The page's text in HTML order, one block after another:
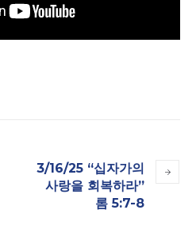
3/16/25 “십자가의
사랑을 회복하라”
롬 5:7-8